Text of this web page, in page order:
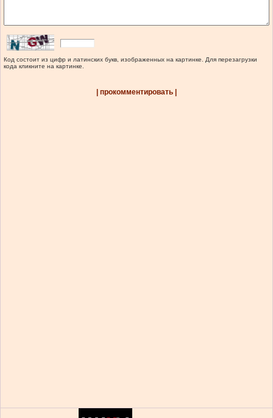
Код состоит из цифр и латинских букв, изображенных на картинке. Для перезагрузки
кода кликните на картинке.
| прокомментировать |